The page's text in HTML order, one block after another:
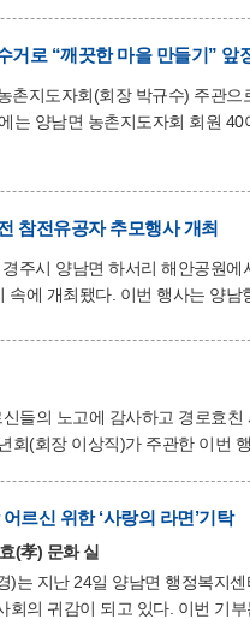
”며 “앞으로도 복지사각지대에
요한 주민을 세심하게
거로 “깨끗한 마을 만들기” 앞
촌지도자회(회장 박규수) 주관
땀을 흘려주신 회원 여러분의
참전유공자 추모행사 개최
주시 양남면 하서리 해안공원에
화보존회(회장 김승환)가
를
회장은 기념사를 통해
들의 노고에 감사하고 경로효친
바탕에는 어르신들의 헌신적인
사회단체들이 한마음으로
르신 위한 ‘사랑의 라면’기탁
(孝) 문화 실
는 지난 24일 양남면 행정복지
번 기부는 가정의 달을 앞두고 지역